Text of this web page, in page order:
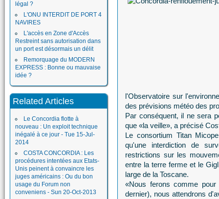
légal ?
L'ONU INTERDIT DE PORT 4
NAVIRES
L'accès en Zone d'Accès
Restreint sans autorisation dans
un port est désormais un délit
Remorquage du MODERN
EXPRESS : Bonne ou mauvaise
idée ?
Related Articles
Le Concordia flotte à
nouveau : Un exploit technique
inégalé à ce jour - Tue 15-Jul-
2014
COSTA CONCORDIA : Les
procédures intentées aux Etats-
Unis peinent à convaincre les
juges américains : Ou du bon
usage du Forum non
conveniens - Sun 20-Oct-2013
l'Observatoire sur
des prévisions météo des
Par conséquent, il ne sera
que «la veille», a précisé
Le consortium Titan
qu'une interdiction de
restrictions sur les
entre la terre ferme et le
large de la Toscane.
«Nous ferons comme
dernier), nous attendrons